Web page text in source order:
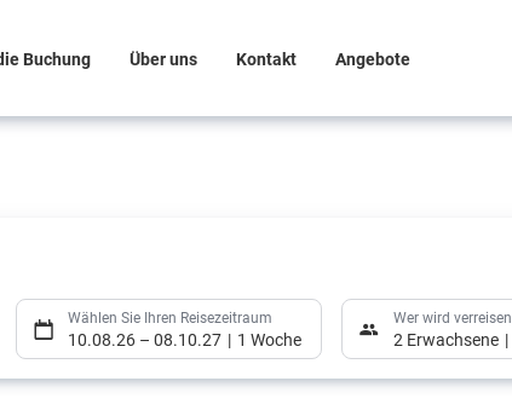
Buchung Über uns Kontakt Angebote
Wählen Sie Ihren Reisezeitraum
10.08.26 – 08.10.27 1 Woche
Wer wird verreisen
2 Erwachsene